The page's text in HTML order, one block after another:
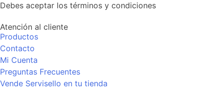
Debes aceptar los términos y condiciones
Atención al cliente
Productos
Contacto
Mi Cuenta
Preguntas Frecuentes
Vende Servisello en tu tienda